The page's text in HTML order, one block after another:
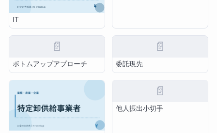
IT
📄
ボトムアップアプローチ
📄
委託現先
📄
他人振出小切手